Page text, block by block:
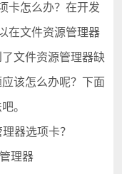
怎么办？在开发
在文件资源管理器
文件资源管理器缺
该怎么办呢？下面
。
器选项卡？
理器